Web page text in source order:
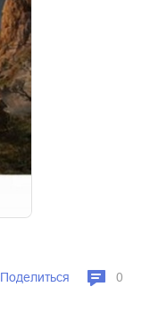
Поделиться 0